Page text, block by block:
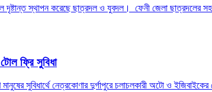
দৃষ্টান্ত স্থাপন করেছে ছাত্রদল ও যুবদল। ফেনী জেলা ছাত্রদলের
ফ্রি সুবিধা
সুবিধার্থে নেত্রকোণার দুর্গাপুরে চলাচলকারী অটো ও ইজিবাইকের